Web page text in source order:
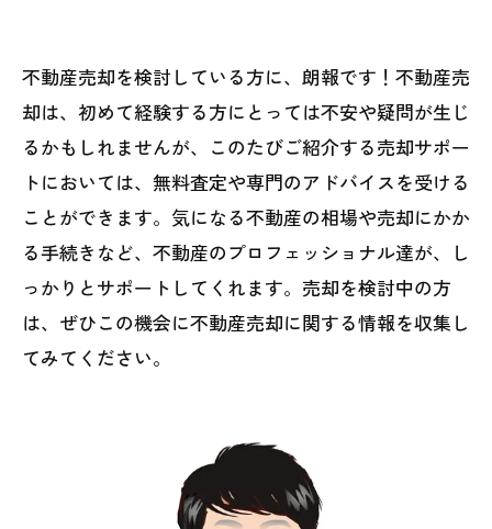
不動産売却を検討している方に、朗報です！不動産売
却は、初めて経験する方にとっては不安や疑問が生じ
るかもしれませんが、このたびご紹介する売却サポー
トにおいては、無料査定や専門のアドバイスを受ける
ことができます。気になる不動産の相場や売却にかか
る手続きなど、不動産のプロフェッショナル達が、し
っかりとサポートしてくれます。売却を検討中の方
は、ぜひこの機会に不動産売却に関する情報を収集し
てみてください。